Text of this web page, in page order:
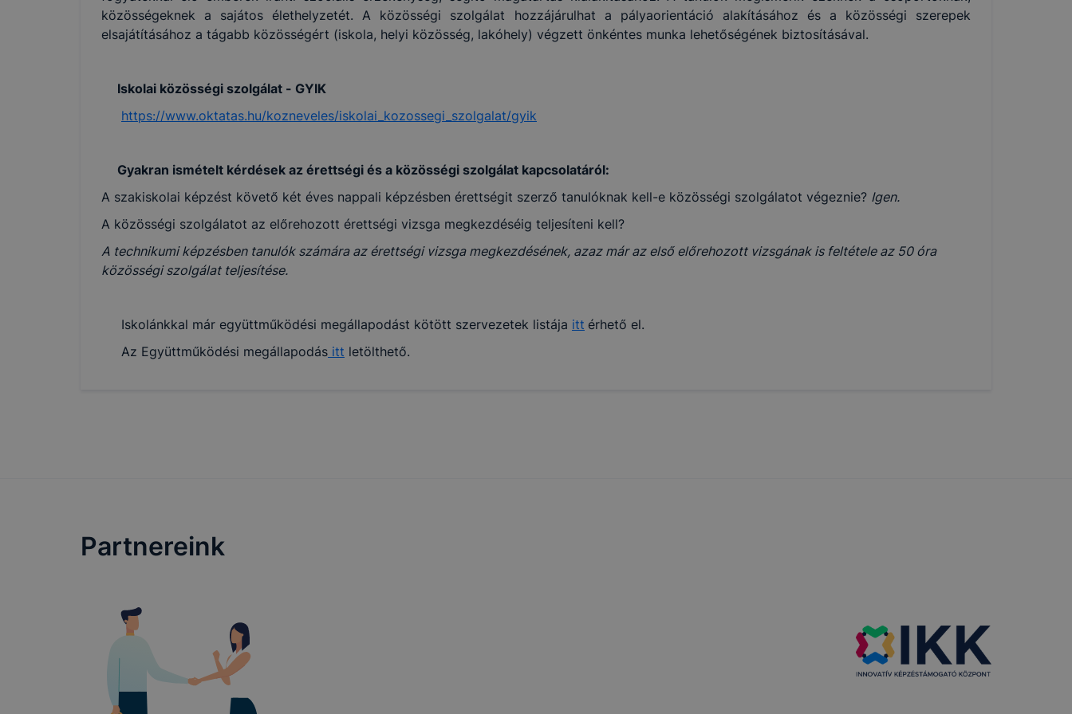
közösségeknek a sajátos élethelyzetét. A közösségi szolgálat hozzájárulhat a pályaorientáció alakításához és a közösségi szerepek
elsajátításához a tágabb közösségért (iskola, helyi közösség, lakóhely) végzett önkéntes munka lehetőségének biztosításával.
Iskolai közösségi szolgálat - GYIK
https://www.oktatas.hu/kozneveles/iskolai_kozossegi_szolgalat/gyik
Gyakran ismételt kérdések az érettségi és a közösségi szolgálat kapcsolatáról:
A szakiskolai képzést követő két éves nappali képzésben érettségit szerző tanulóknak kell-e közösségi szolgálatot végeznie? Igen.
A közösségi szolgálatot az előrehozott érettségi vizsga megkezdéséig teljesíteni kell?
A technikumi képzésben tanulók számára az érettségi vizsga megkezdésének, azaz már az első előrehozott vizsgának is feltétele az 50 óra
közösségi szolgálat teljesítése.
Iskolánkkal már együttműködési megállapodást kötött szervezetek listája itt érhető el.
Az Együttműködési megállapodás itt letölthető.
Partnereink